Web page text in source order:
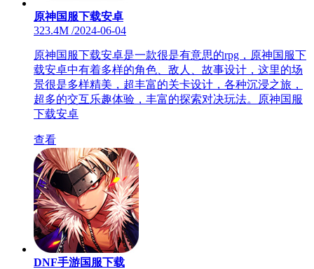
原神国服下载安卓
323.4M /2024-06-04
原神国服下载安卓是一款很是有意思的rpg，原神国服下
载安卓中有着多样的角色、敌人、故事设计，这里的场
景很是多样精美，超丰富的关卡设计，各种沉浸之旅，
超多的交互乐趣体验，丰富的探索对决玩法。原神国服
下载安卓
查看
DNF手游国服下载